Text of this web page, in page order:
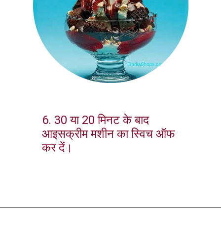
6. 30 या 20 मिनट के बाद
आइसक्रीम मशीन का स्विच ऑफ
कर दें।